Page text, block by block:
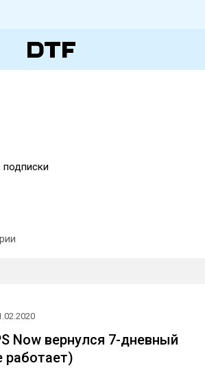
подписки
Now вернулся 7-дневный
работает)